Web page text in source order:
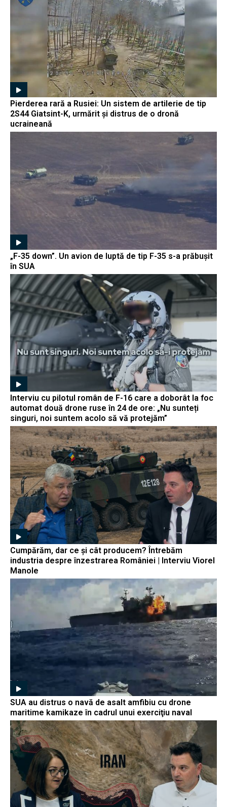
Pierderea rară a Rusiei: Un sistem de artilerie de tip
2S44 Giatsint-K, urmărit și distrus de o dronă
ucraineană
„F-35 down”. Un avion de luptă de tip F-35 s-a prăbușit
în SUA
Interviu cu pilotul român de F-16 care a doborât la foc
automat două drone ruse în 24 de ore: „Nu sunteți
singuri, noi suntem acolo să vă protejăm”
Cumpărăm, dar ce și cât producem? Întrebăm
industria despre înzestrarea României | Interviu Viorel
Manole
SUA au distrus o navă de asalt amfibiu cu drone
maritime kamikaze în cadrul unui exerciţiu naval